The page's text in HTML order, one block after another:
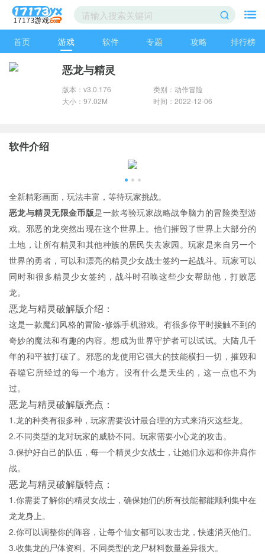
首页 游戏 软件 专题 攻略 排行榜
恶龙与精灵
版本：v3.0.176
类别：动作冒险
大小：97.02M
时间：2022-12-06
软件介绍
全新精彩画面，玩法丰富，等待玩家挑战。
恶龙与精灵无限金币版是一款考验玩家战略战争脑力的冒险类型游
戏。邪恶的龙突然出现在这个世界上。他们摧毁了世界上大部分的
土地，让所有精灵和其他种族的居民失去家园。玩家是来自另一个
世界的勇者，可以和漂亮的精灵少女战士签约一起战斗。玩家可以
同时和很多精灵少女签约，战斗时召唤这些少女帮助他，打败恶
龙。
恶龙与精灵破解版介绍：
这是一款魔幻风格的冒险-修炼手机游戏。有很多你平时接触不到的
奇妙的魔法和有趣的内容。想成为世界守护者可以试试。大陆几千
年的和平被打破了。邪恶的龙使用它强大的技能横扫一切，摧毁和
吞噬它所经过的每一个地方。没有什么是天生的，这一点也不为
过。
恶龙与精灵破解版亮点：
1.龙的种类有很多种，玩家需要设计最合理的方式来消灭这些龙。
2.不同类型的龙对玩家的威胁不同。玩家需要小心龙的攻击。
3.保护好自己的队伍，每一个精灵少女战士，让她们永远和你并肩作
战。
恶龙与精灵破解版特点：
1.你需要了解你的精灵女战士，确保她们的所有技能都能顺利集中在
龙龙身上。
2.你可以调整你的阵容，让每个仙女都可以攻击龙，快速消灭他们。
3.收集龙的尸体资料。不同类型的龙尸材料数量差异很大。